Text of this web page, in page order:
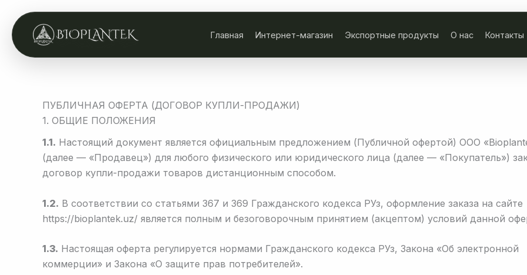
content
Главная Интернет-магазин Экспортные продукты О нас Контакты
ПУБЛИЧНАЯ ОФЕРТА (ДОГОВОР КУПЛИ-ПРОДАЖИ)
1. ОБЩИЕ ПОЛОЖЕНИЯ
1.1. Настоящий документ является официальным предложением (Публичной офертой) OOO
(далее — «Продавец») для любого физического или юридического лица (далее — «Покупатель»)
договор купли-продажи товаров дистанционным способом.
1.2. В соответствии со статьями 367 и 369 Гражданского кодекса РУз, оформление заказа на сайте
https://bioplantek.uz/ является полным и безоговорочным принятием (акцептом) условий данной
1.3. Настоящая оферта регулируется нормами Гражданского кодекса РУз, Закона «Об электронной
коммерции» и Закона «О защите прав потребителей».